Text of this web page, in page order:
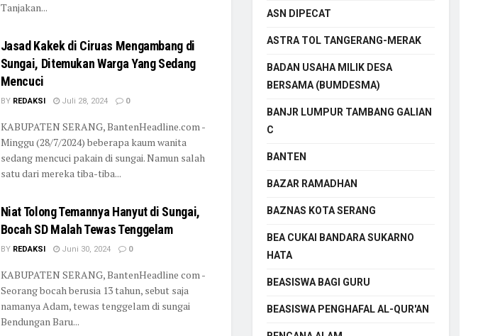
Tanjakan...
Jasad Kakek di Ciruas Mengambang di
Sungai, Ditemukan Warga Yang Sedang
Mencuci
BY REDAKSI Juli 28, 2024 0
KABUPATEN SERANG, BantenHeadline.com -
Minggu (28/7/2024) beberapa kaum wanita
sedang mencuci pakain di sungai. Namun salah
satu dari mereka tiba-tiba...
Niat Tolong Temannya Hanyut di Sungai,
Bocah SD Malah Tewas Tenggelam
BY REDAKSI Juni 30, 2024 0
KABUPATEN SERANG, BantenHeadline com -
Seorang bocah berusia 13 tahun, sebut saja
namanya Adam, tewas tenggelam di sungai
Bendungan Baru...
ASN DIPECAT
ASTRA TOL TANGERANG-MERAK
BADAN USAHA MILIK DESA
BERSAMA (BUMDESMA)
BANJR LUMPUR TAMBANG GALIAN
C
BANTEN
BAZAR RAMADHAN
BAZNAS KOTA SERANG
BEA CUKAI BANDARA SUKARNO
HATA
BEASISWA BAGI GURU
BEASISWA PENGHAFAL AL-QUR'AN